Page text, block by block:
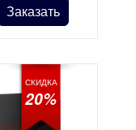
Заказать
СКИДКА
20%